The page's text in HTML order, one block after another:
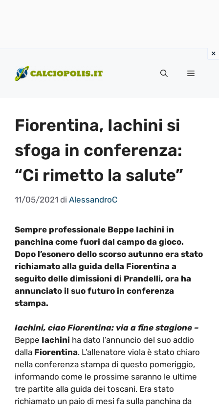
contenuto
Menu
Fiorentina, Iachini si
sfoga in conferenza:
“Ci rimetto la salute”
11/05/2021 di AlessandroC
Sempre professionale Beppe Iachini in
panchina come fuori dal campo da gioco.
Dopo l’esonero dello scorso autunno era stato
richiamato alla guida della Fiorentina a
seguito delle dimissioni di Prandelli, ora ha
annunciato il suo futuro in conferenza
stampa.
Iachini, ciao Fiorentina: via a fine stagione –
Beppe Iachini ha dato l’annuncio del suo addio
dalla Fiorentina. L’allenatore viola è stato chiaro
nella conferenza stampa di questo pomeriggio,
informando come le prossime saranno le ultime
tre partite alla guida dei toscani. Era stato
richiamato un paio di mesi fa sulla panchina da